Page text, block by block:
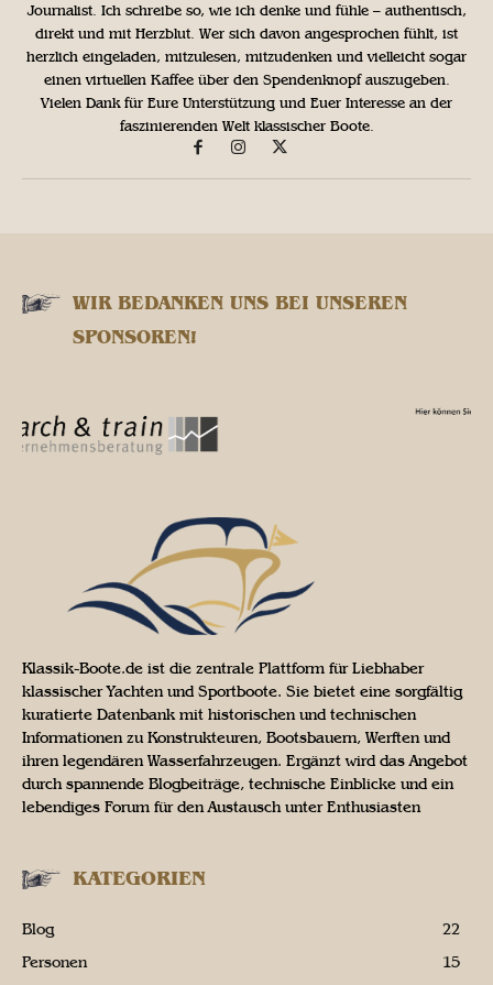
Journalist. Ich schreibe so, wie ich denke und fühle – authentisch,
direkt und mit Herzblut. Wer sich davon angesprochen fühlt, ist
herzlich eingeladen, mitzulesen, mitzudenken und vielleicht sogar
einen virtuellen Kaffee über den Spendenknopf auszugeben.
Vielen Dank für Eure Unterstützung und Euer Interesse an der
faszinierenden Welt klassischer Boote.
WIR BEDANKEN UNS BEI UNSEREN
SPONSOREN!
Klassik-Boote.de ist die zentrale Plattform für Liebhaber
klassischer Yachten und Sportboote. Sie bietet eine sorgfältig
kuratierte Datenbank mit historischen und technischen
Informationen zu Konstrukteuren, Bootsbauern, Werften und
ihren legendären Wasserfahrzeugen. Ergänzt wird das Angebot
durch spannende Blogbeiträge, technische Einblicke und ein
lebendiges Forum für den Austausch unter Enthusiasten
KATEGORIEN
Blog
22
Personen
15